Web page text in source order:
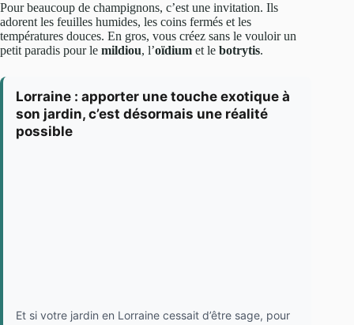
Pour beaucoup de champignons, c’est une invitation. Ils
adorent les feuilles humides, les coins fermés et les
températures douces. En gros, vous créez sans le vouloir un
petit paradis pour le mildiou, l’oïdium et le botrytis.
Lorraine : apporter une touche exotique à
son jardin, c’est désormais une réalité
possible
Et si votre jardin en Lorraine cessait d’être sage, pour